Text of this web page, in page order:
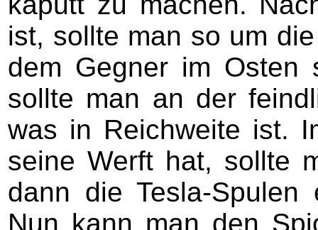
ist, sollte man so um
dem Gegner im Osten
sollte man an der
was in Reichweite ist.
seine Werft hat, sollte
dann die Tesla-Spulen
Nun kann man den